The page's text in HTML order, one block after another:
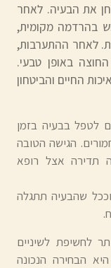
את הבעיה. לאחר
בהרדמה מקומית,
לאחר ההתערבות,
באופן טבעי.
החיים והביטחון
לטפל בבעיה בזמן
הגישה הטובה
תדירה אצל רופא
שהבעיה תתגלה
לחשיפת לשיניים
הבחירה הנכונה